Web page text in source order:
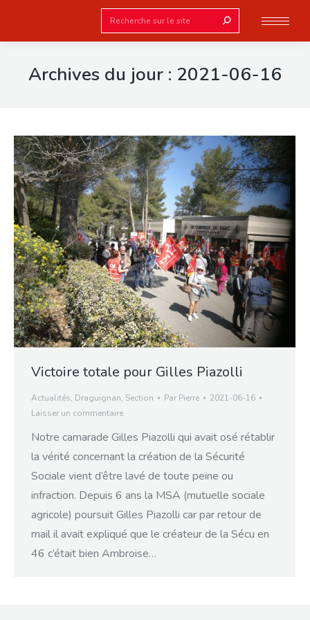
Search:
Archives du jour : 2021-06-16
Victoire totale pour Gilles Piazolli
Actualités, Draguignan, Section Par Pierre
2021-06-16
Laisser un commentaire
Notre camarade Gilles Piazolli qui avait osé rétablir
la vérité concernant la création de la Sécurité
Sociale vient d’être lavé de toute peine ou
infraction. Depuis 6 ans la MSA (mutuelle sociale
agricole) poursuit Gilles Piazolli car par retour de
mail il avait expliqué que le créateur de la Sécu en
46 c’était bien Ambroise…